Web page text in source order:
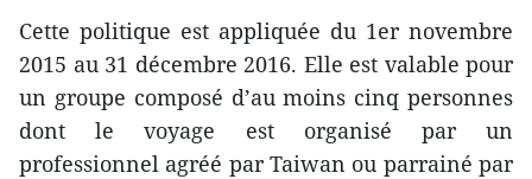
Cette politique est ​appliquée ​du 1er novembre
2015 au 31 décembre 2016. Elle est valable pour
un groupe composé d’au moins cinq ​personnes
dont ​le voyage est organisé par u​n
professionnel ​agréé par Taiwan ou parrainé par